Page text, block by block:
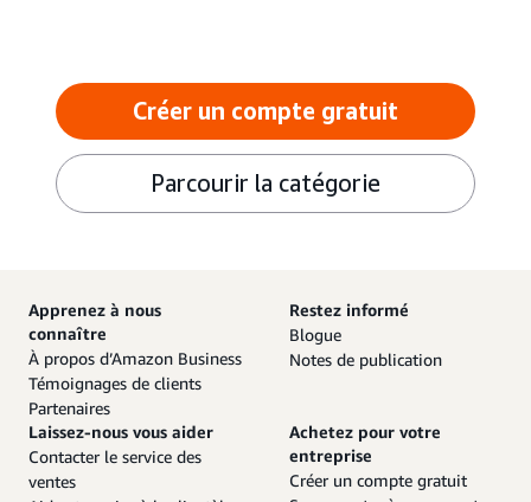
Créer un compte gratuit
Parcourir la catégorie
Apprenez à nous
connaître
À propos d’Amazon Business
Témoignages de clients
Partenaires
Restez informé
Blogue
Notes de publication
Laissez-nous vous aider
Contacter le service des
ventes
Achetez pour votre
entreprise
Créer un compte gratuit